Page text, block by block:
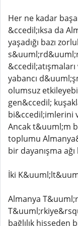
Her ne kadar
&ccedil;ıksa da
yaşadığı bazı
yabancı
olumsuz
gen&ccedil;
bi&ccedil;imlerini
Ancak t&uuml;m
toplumu
bir dayanışma
İki
Almanya
bağlılık